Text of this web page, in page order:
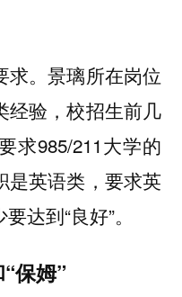
求。景璃所在岗位
经验，校招生前几
求985/211大学的
是英语类，要求英
达到“良好”。
保姆”